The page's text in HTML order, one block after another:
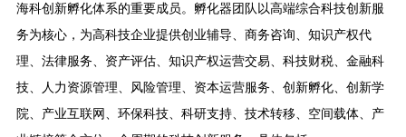
海科创新孵化体系的重要成员。孵化器团队以高端综合科技创新服
务为核心，为高科技企业提供创业辅导、商务咨询、知识产权代
理、法律服务、资产评估、知识产权运营交易、科技财税、金融科
技、人力资源管理、风险管理、资本运营服务、创新孵化、创新学
院、产业互联网、环保科技、科研支持、技术转移、空间载体、产